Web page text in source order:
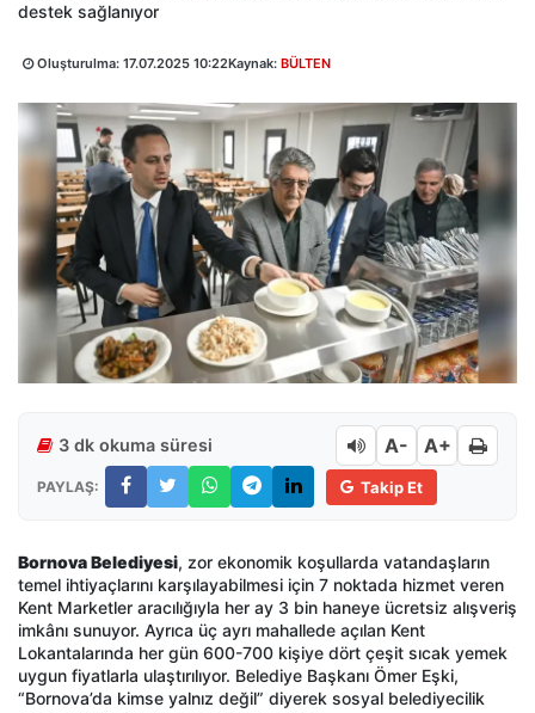
destek sağlanıyor
Oluşturulma: 17.07.2025 10:22Kaynak: BÜLTEN
3 dk okuma süresi A- A+
PAYLAŞ: Takip Et
Bornova Belediyesi, zor ekonomik koşullarda vatandaşların
temel ihtiyaçlarını karşılayabilmesi için 7 noktada hizmet veren
Kent Marketler aracılığıyla her ay 3 bin haneye ücretsiz alışveriş
imkânı sunuyor. Ayrıca üç ayrı mahallede açılan Kent
Lokantalarında her gün 600-700 kişiye dört çeşit sıcak yemek
uygun fiyatlarla ulaştırılıyor. Belediye Başkanı Ömer Eşki,
“Bornova’da kimse yalnız değil” diyerek sosyal belediyecilik